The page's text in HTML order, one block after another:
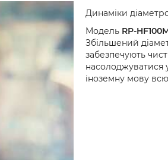
Динаміки
Модель RP-
Збільшений
забезпечують
насолоджуватися
іноземну мову